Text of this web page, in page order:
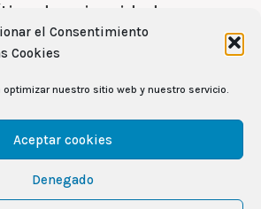
el Consentimiento
Cookies
nuestro sitio web y nuestro servicio.
Aceptar cookies
Denegado
de privacidad
de cookies (UE)
Aviso Legal
Ver recetas →